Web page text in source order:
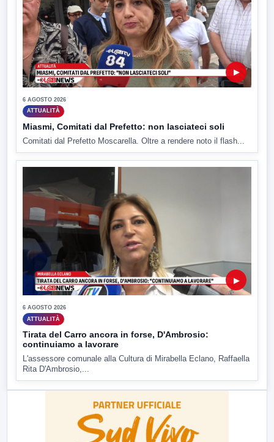
▶
6 AGOSTO 2026
ATTUALITÀ
Miasmi, Comitati dal Prefetto: non lasciateci soli
Comitati dal Prefetto Moscarella. Oltre a rendere noto il flash...
▶
6 AGOSTO 2026
ATTUALITÀ
Tirata del Carro ancora in forse, D'Ambrosio:
continuiamo a lavorare
L'assessore comunale alla Cultura di Mirabella Eclano, Raffaella
Rita D'Ambrosio,...